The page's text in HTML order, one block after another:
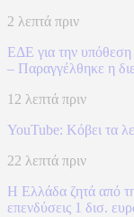
2 λεπτά πριν
ΕΔΕ για την
– Παραγγέλθηκε η
12 λεπτά πριν
YouTube: Κόβει τα
22 λεπτά πριν
Η Ελλάδα ζητά από
επενδύσεις 1 δισ.